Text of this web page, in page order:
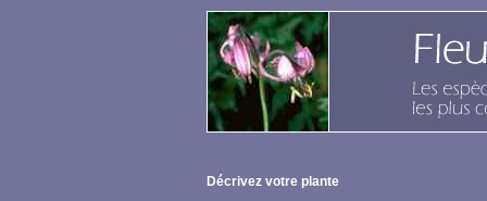
Décrivez votre plante